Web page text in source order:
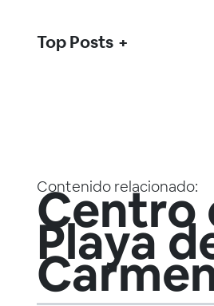
Contenido relacionado:
Centro
Playa
Top Posts